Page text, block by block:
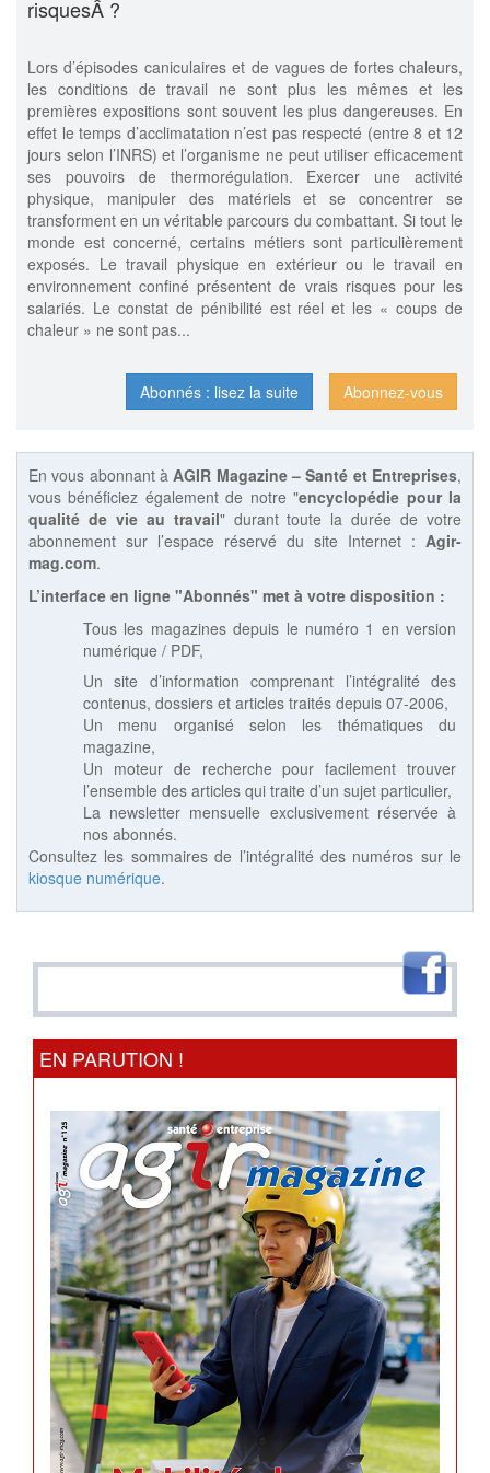
risquesÂ ?
Lors d’épisodes caniculaires et de vagues de fortes chaleurs,
les conditions de travail ne sont plus les mêmes et les
premières expositions sont souvent les plus dangereuses. En
effet le temps d’acclimatation n’est pas respecté (entre 8 et 12
jours selon l’INRS) et l’organisme ne peut utiliser efficacement
ses pouvoirs de thermorégulation. Exercer une activité
physique, manipuler des matériels et se concentrer se
transforment en un véritable parcours du combattant. Si tout le
monde est concerné, certains métiers sont particulièrement
exposés. Le travail physique en extérieur ou le travail en
environnement confiné présentent de vrais risques pour les
salariés. Le constat de pénibilité est réel et les « coups de
chaleur » ne sont pas...
Abonnez-vous
Abonnés : lisez la suite
En vous abonnant à AGIR Magazine – Santé et Entreprises,
vous bénéficiez également de notre "encyclopédie pour la
qualité de vie au travail" durant toute la durée de votre
abonnement sur l’espace réservé du site Internet : Agir-
mag.com.
L’interface en ligne "Abonnés" met à votre disposition :
Tous les magazines depuis le numéro 1 en version
numérique / PDF,
Un site d’information comprenant l’intégralité des
contenus, dossiers et articles traités depuis 07-2006,
Un menu organisé selon les thématiques du
magazine,
Un moteur de recherche pour facilement trouver
l’ensemble des articles qui traite d’un sujet particulier,
La newsletter mensuelle exclusivement réservée à
nos abonnés.
Consultez les sommaires de l’intégralité des numéros sur le
kiosque numérique.
EN PARUTION !